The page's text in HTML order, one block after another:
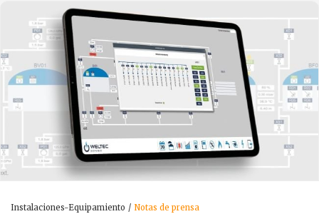
Instalaciones-Equipamiento Notas de prensa